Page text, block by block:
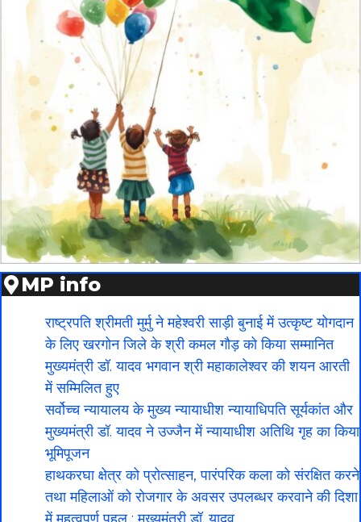
MP info
राष्ट्रपति श्रीमती मुर्मु ने महेश्वरी साड़ी बुनाई में उत्कृष्ट योगदान
के लिए खरगोन जिले के श्री कमल गौड़ को किया सम्मानित
मुख्यमंत्री डॉ. यादव भगवान श्री महाकालेश्‍वर की शयन आरती
में सम्मिलित हुए
सर्वोच्च न्यायालय के मुख्‍य न्‍यायाधीश न्यायाधिपति सूर्यकांत और
मुख्यमंत्री डॉ. यादव ने उज्जैन में न्यायाधीश अतिथि गृह का किया
भूमिपूजन
हाथकरघा क्षेत्र को प्रोत्साहन, पारंपरिक कला को संरक्षित करने
तथा महिलाओं को रोजगार के अवसर उपलब्धर करवाने की दिशा